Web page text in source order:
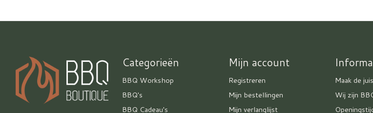
Categorieën
BBQ Workshop
BBQ's
BBQ Cadeau's
Mijn account
Registreren
Mijn bestellingen
Mijn verlanglijst
Maak de
Wij zijn